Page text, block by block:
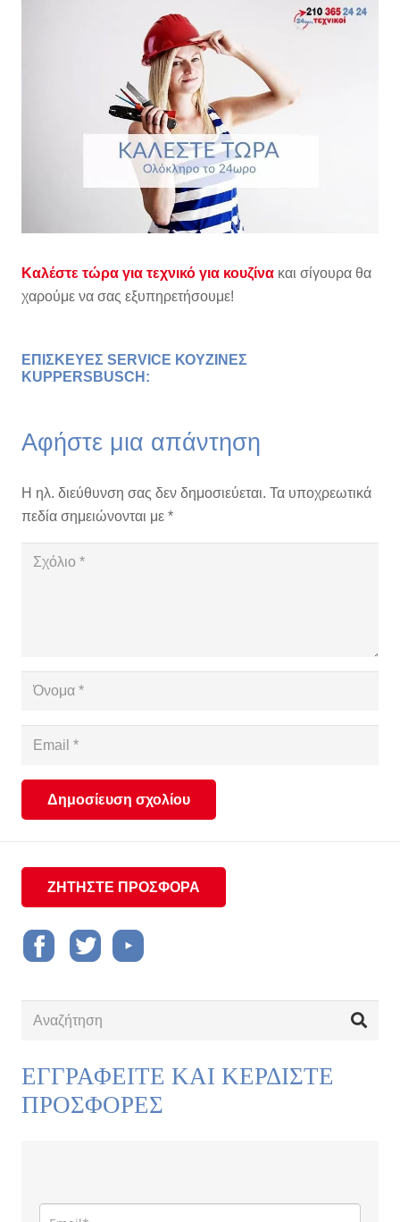
Καλέστε τώρα για τεχνικό για κουζίνα και σίγουρα θα
χαρούμε να σας εξυπηρετήσουμε!
ΕΠΙΣΚΕΥΕΣ SERVICE ΚΟΥΖΙΝΕΣ
KUPPERSBUSCH :
Αφήστε μια απάντηση
Η ηλ. διεύθυνση σας δεν δημοσιεύεται. Τα υποχρεωτικά
πεδία σημειώνονται με *
Δημοσίευση σχολίου
ΖΗΤΗΣΤΕ ΠΡΟΣΦΟΡΑ
ΕΓΓΡΑΦΕΙΤΕ ΚΑΙ ΚΕΡΔΙΣΤΕ
ΠΡΟΣΦΟΡΕΣ